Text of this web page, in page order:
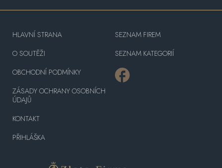
HLAVNÍ STRANA
O SOUTĚŽI
OBCHODNÍ PODMÍNKY
ZÁSADY OCHRANY OSOBNÍCH
ÚDAJŮ
KONTAKT
PŘIHLÁŠKA
SEZNAM FIREM
SEZNAM KATEGORIÍ